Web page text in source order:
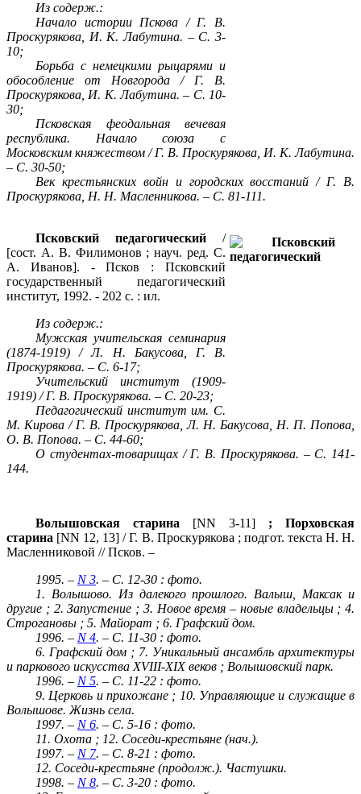
Из содерж.:
Начало истории Пскова / Г. В.
Проскурякова, И. К. Лабутина. – С. 3-
10;
Борьба с немецкими рыцарями и
обособление от Новгорода / Г. В.
Проскурякова, И. К. Лабутина. – С. 10-
30;
Псковская феодальная вечевая
республика. Начало союза с
Московским княжеством / Г. В. Проскурякова, И. К. Лабутина.
– С. 30-50;
Век крестьянских войн и городских восстаний / Г. В.
Проскурякова, Н. Н. Масленникова. – С. 81-111.
Псковский педагогический /
[сост. А. В. Филимонов ; науч. ред. С.
А. Иванов]. - Псков : Псковский
государственный педагогический
институт, 1992. - 202 с. : ил.
Из содерж.:
Мужская учительская семинария
(1874-1919) / Л. Н. Бакусова, Г. В.
Проскурякова. – С. 6-17;
Учительский институт (1909-
1919) / Г. В. Проскурякова. – С. 20-23;
Педагогический институт им. С.
М. Кирова / Г. В. Проскурякова, Л. Н. Бакусова, Н. П. Попова,
О. В. Попова. – С. 44-60;
О студентах-товарищах / Г. В. Проскурякова. – С. 141-
144.
Волышовская старина [NN 3-11] ; Порховская
старина [NN 12, 13] / Г. В. Проскурякова ; подгот. текста Н. Н.
Масленниковой // Псков. –
1995. – N 3. – С. 12-30 : фото.
1. Волышово. Из далекого прошлого. Валыш, Максак и
другие ; 2. Запустение ; 3. Новое время – новые владельцы ; 4.
Строгановы ; 5. Майорат ; 6. Графский дом.
1996. – N 4. – С. 11-30 : фото.
6. Графский дом ; 7. Уникальный ансамбль архитектуры
и паркового искусства XVIII-XIX веков ; Волышовский парк.
1996. – N 5. – С. 11-22 : фото.
9. Церковь и прихожане ; 10. Управляющие и служащие в
Волышове. Жизнь села.
1997. – N 6. – С. 5-16 : фото.
11. Охота ; 12. Соседи-крестьяне (нач.).
1997. – N 7. – С. 8-21 : фото.
12. Соседи-крестьяне (продолж.). Частушки.
1998. – N 8. – С. 3-20 : фото.